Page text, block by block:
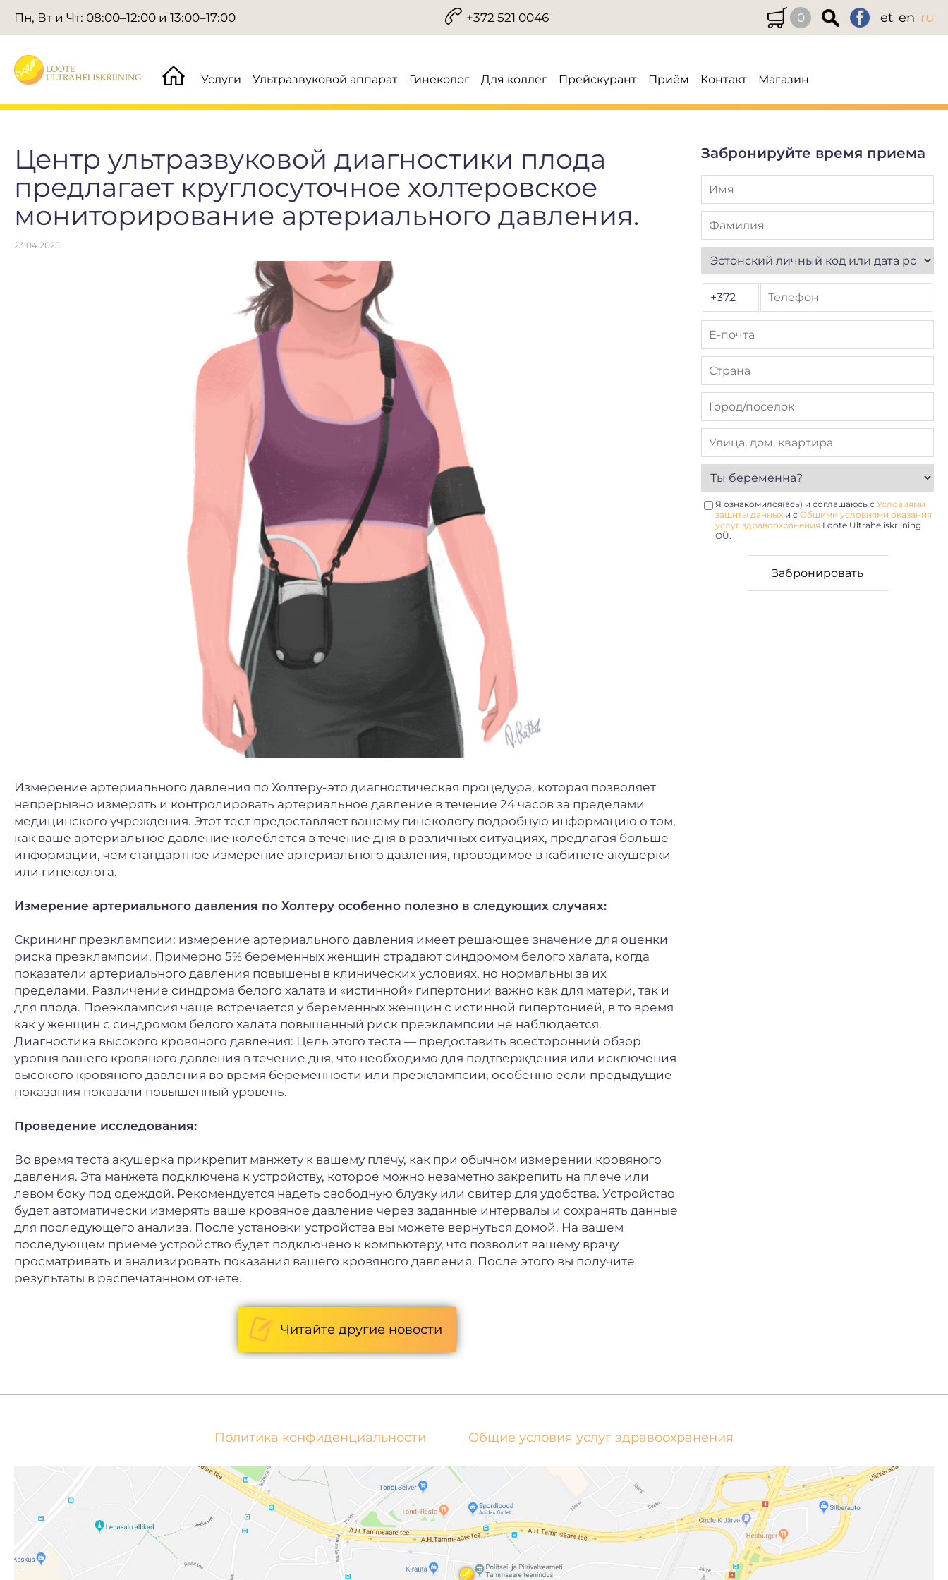
Пн, Вт и Чт: 08:00–12:00 и 13:00–17:00 +372 521 0046 0 et en ru
Услуги Ультразвуковой аппарат Гинеколог Для коллег Прейскурант Приём Контакт Магазин
Центр ультразвуковой диагностики плода
предлагает круглосуточное холтеровское
мониторирование артериального давления.
23.04.2025
Измерение артериального давления по Холтеру-это диагностическая процедура, которая позволяет
непрерывно измерять и контролировать артериальное давление в течение 24 часов за пределами
медицинского учреждения. Этот тест предоставляет вашему гинекологу подробную информацию о том,
как ваше артериальное давление колеблется в течение дня в различных ситуациях, предлагая больше
информации, чем стандартное измерение артериального давления, проводимое в кабинете акушерки
или гинеколога.
Измерение артериального давления по Холтеру особенно полезно в следующих случаях:
Скрининг преэклампсии: измерение артериального давления имеет решающее значение для оценки
риска преэклампсии. Примерно 5% беременных женщин страдают синдромом белого халата, когда
показатели артериального давления повышены в клинических условиях, но нормальны за их
пределами. Различение синдрома белого халата и «истинной» гипертонии важно как для матери, так и
для плода. Преэклампсия чаще встречается у беременных женщин с истинной гипертонией, в то время
как у женщин с синдромом белого халата повышенный риск преэклампсии не наблюдается.
Диагностика высокого кровяного давления: Цель этого теста — предоставить всесторонний обзор
уровня вашего кровяного давления в течение дня, что необходимо для подтверждения или исключения
высокого кровяного давления во время беременности или преэклампсии, особенно если предыдущие
показания показали повышенный уровень.
Проведение исследования:
Во время теста акушерка прикрепит манжету к вашему плечу, как при обычном измерении кровяного
давления. Эта манжета подключена к устройству, которое можно незаметно закрепить на плече или
левом боку под одеждой. Рекомендуется надеть свободную блузку или свитер для удобства. Устройство
будет автоматически измерять ваше кровяное давление через заданные интервалы и сохранять данные
для последующего анализа. После установки устройства вы можете вернуться домой. На вашем
последующем приеме устройство будет подключено к компьютеру, что позволит вашему врачу
просматривать и анализировать показания вашего кровяного давления. После этого вы получите
результаты в распечатанном отчете.
Читайте другие новости
Забронируйте время приема
Я ознакомился(ась) и соглашаюсь с Условиями
защиты данных и с Общими условиями оказания
услуг здравоохранения Loote Ultraheliskriining
OÜ.
Политика конфиденциальности Общие условия услуг здравоохранения